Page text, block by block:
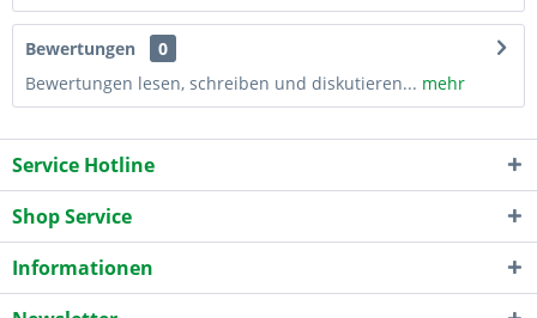
Bewertungen
0
Bewertungen lesen, schreiben und diskutieren... mehr
Service Hotline
Shop Service
Informationen